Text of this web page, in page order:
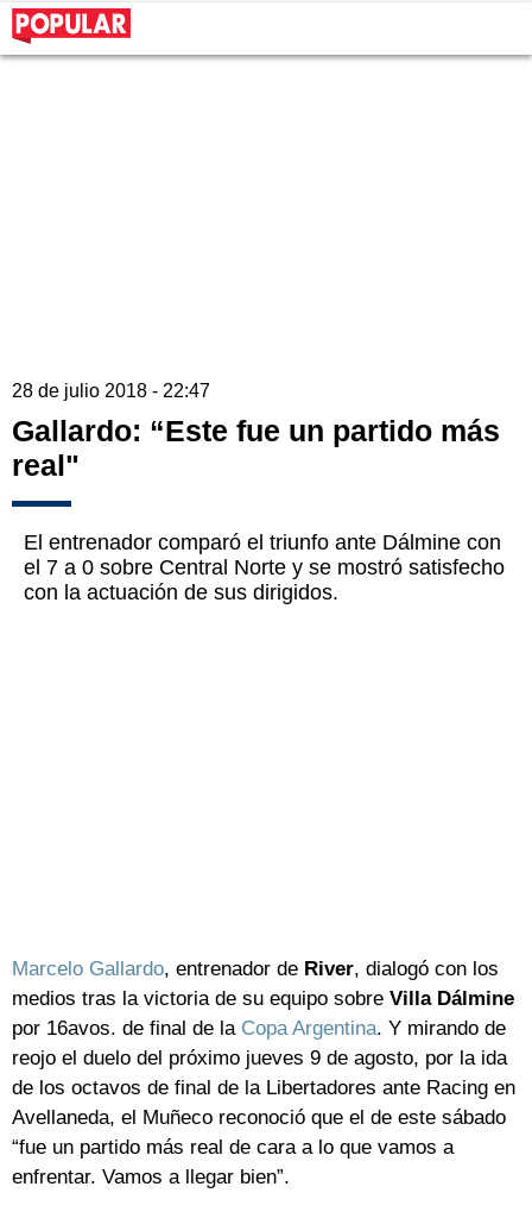
28 de julio 2018 - 22:47
Gallardo: “Este fue un partido más
real"
El entrenador comparó el triunfo ante Dálmine con
el 7 a 0 sobre Central Norte y se mostró satisfecho
con la actuación de sus dirigidos.
Marcelo Gallardo, entrenador de River, dialogó con los
medios tras la victoria de su equipo sobre Villa Dálmine
por 16avos. de final de la Copa Argentina. Y mirando de
reojo el duelo del próximo jueves 9 de agosto, por la ida
de los octavos de final de la Libertadores ante Racing en
Avellaneda, el Muñeco reconoció que el de este sábado
“fue un partido más real de cara a lo que vamos a
enfrentar. Vamos a llegar bien”.